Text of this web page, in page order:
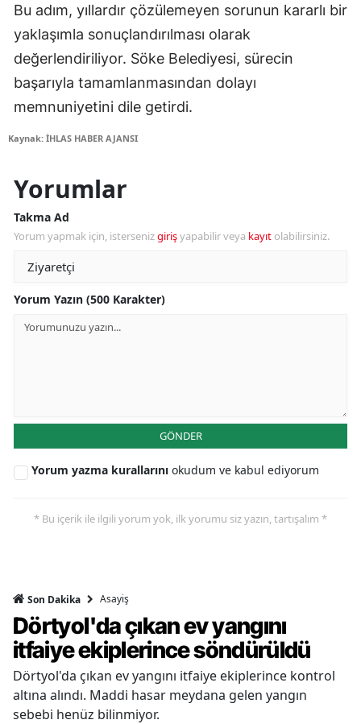
Bu adım, yıllardır çözülemeyen sorunun kararlı bir
yaklaşımla sonuçlandırılması olarak
değerlendiriliyor. Söke Belediyesi, sürecin
başarıyla tamamlanmasından dolayı
memnuniyetini dile getirdi.
Kaynak: İHLAS HABER AJANSI
Yorumlar
Takma Ad
Yorum yapmak için, istersenizgirişyapabilir veya kayıt olabilirsiniz.
Yorum Yazın (500 Karakter)
GÖNDER
Yorum yazma kurallarını okudum ve kabul ediyorum
* Bu içerik ile ilgili yorum yok, ilk yorumu siz yazın, tartışalım *
Son Dakika Asayiş
Dörtyol'da çıkan ev yangını
itfaiye ekiplerince söndürüldü
Dörtyol'da çıkan ev yangını itfaiye ekiplerince kontrol
altına alındı. Maddi hasar meydana gelen yangın
sebebi henüz bilinmiyor.